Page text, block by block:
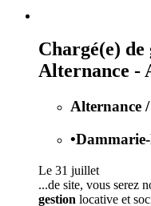
Chargé(e)
Alternance -
Alternance
•
Le 31 juillet
...de site, vous serez
gestion locative et